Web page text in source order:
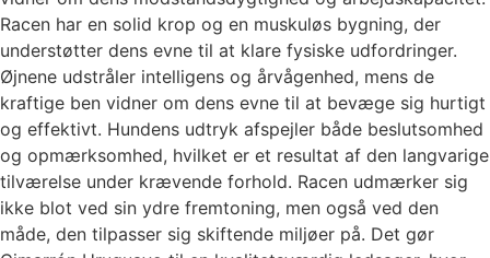
Racen har en solid krop og en muskuløs bygning, der
understøtter dens evne til at klare fysiske udfordringer.
Øjnene udstråler intelligens og årvågenhed, mens de
kraftige ben vidner om dens evne til at bevæge sig hurtigt
og effektivt. Hundens udtryk afspejler både beslutsomhed
og opmærksomhed, hvilket er et resultat af den langvarige
tilværelse under krævende forhold. Racen udmærker sig
ikke blot ved sin ydre fremtoning, men også ved den
måde, den tilpasser sig skiftende miljøer på. Det gør